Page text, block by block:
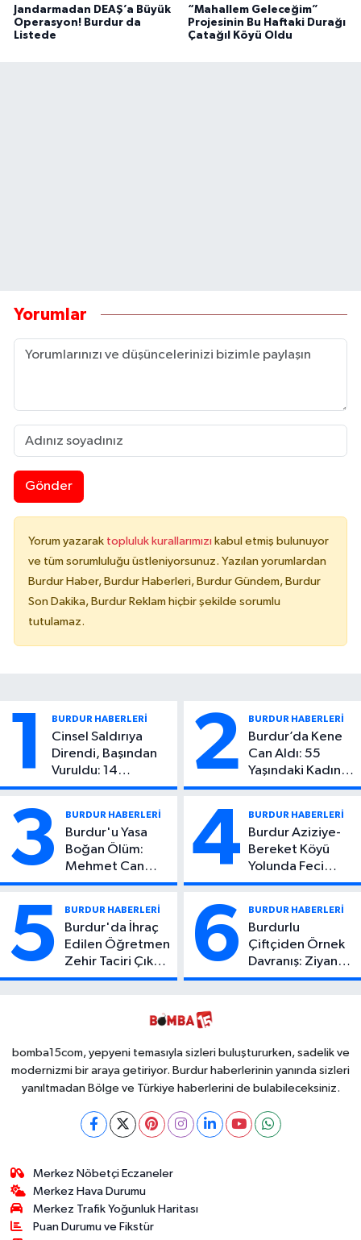
Jandarmadan DEAŞ’a Büyük
Operasyon! Burdur da
Listede
“Mahallem Geleceğim”
Projesinin Bu Haftaki Durağı
Çatağıl Köyü Oldu
Yorumlar
Gönder
Yorum yazarak topluluk kurallarımızı kabul etmiş bulunuyor
ve tüm sorumluluğu üstleniyorsunuz. Yazılan yorumlardan
Burdur Haber, Burdur Haberleri, Burdur Gündem, Burdur
Son Dakika, Burdur Reklam hiçbir şekilde sorumlu
tutulamaz.
1 BURDUR HABERLERİ
Cinsel Saldırıya
Direndi, Başından
Vuruldu: 14
Yaşındaki Çocuktan
2 BURDUR HABERLERİ
Burdur’da Kene
Can Aldı: 55
Yaşındaki Kadın
Hayatını Kaybetti
3 BURDUR HABERLERİ
Burdur'u Yasa
Boğan Ölüm:
Mehmet Can
Atıcı Genç Yaşta
4 BURDUR HABERLERİ
Burdur Aziziye-
Bereket Köyü
Yolunda Feci
Kaza: 1 Ölü, 2
5 BURDUR HABERLERİ
Burdur'da İhraç
Edilen Öğretmen
Zehir Taciri Çıktı:
Binlerce
6 BURDUR HABERLERİ
Burdurlu
Çiftçiden Örnek
Davranış: Ziyan
Olmasın Diye
Toplayabilecek
bomba15com, yepyeni temasıyla sizleri buluştururken, sadelik ve
modernizmi bir araya getiriyor. Burdur haberlerinin yanında sizleri
yanıltmadan Bölge ve Türkiye haberlerini de bulabileceksiniz.
Merkez Nöbetçi Eczaneler
Merkez Hava Durumu
Merkez Trafik Yoğunluk Haritası
Puan Durumu ve Fikstür